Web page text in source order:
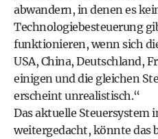
abwandern, in denen es
Technologiebesteuerung
funktionieren, wenn sich
USA, China, Deutschland,
einigen und die gleichen
erscheint unrealistisch.“
Das aktuelle Steuersystem
weitergedacht, könnte das